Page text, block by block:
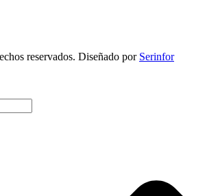
reservados. Diseñado por Serinfor